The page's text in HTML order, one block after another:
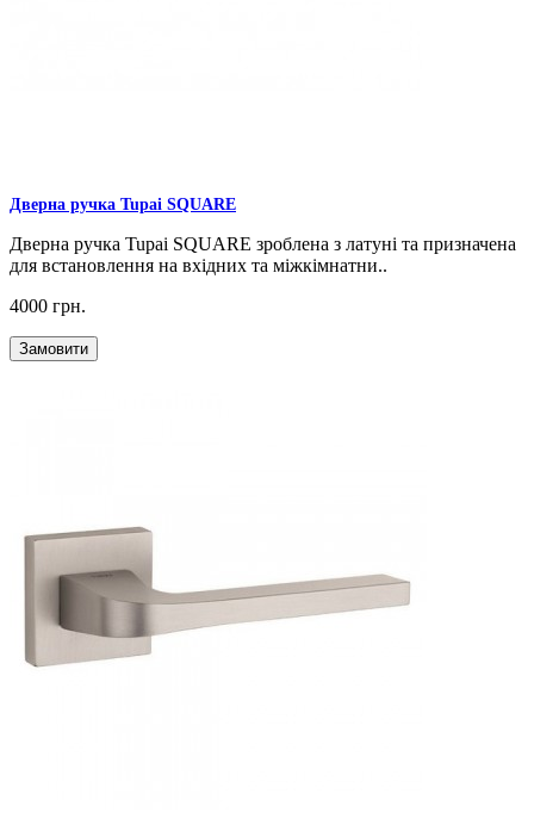
Дверна ручка Tupai SQUARE
Дверна ручка Tupai SQUARE зроблена з латуні та призначена
для встановлення на вхідних та міжкімнатни..
4000 грн.
Замовити